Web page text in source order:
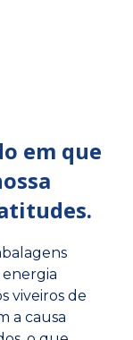
em que
energia
viveiros de
a causa